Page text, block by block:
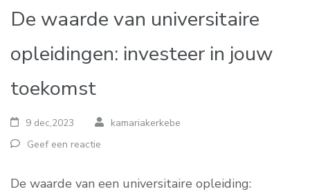
De waarde van universitaire
opleidingen: investeer in jouw
toekomst
9 dec,2023
kamariakerkebe
Geef een reactie
De waarde van een universitaire opleiding: